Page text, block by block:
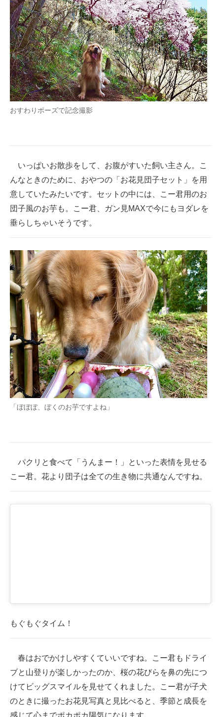
おすわりポーズで記念撮影
いっぱいお散歩をして、お腹がすいた飼い主さん。こ
んなときのために、おやつの「お花見団子セット」を用
意していたみたいです。セットの中には、こー君用のお
団子風のお芋も。こー君、ガン見MAXで今にもヨダレを
垂らしちゃいそうです。
「ぼぼぼ、ぼくのお芋ですよね」
パクリと食べて「うんまー！」といった表情を見せる
こー君。花より団子は全ての生き物に共通なんですね。
もぐもぐタイム！
春はおでかけしやすくていいですね。こー君もドライ
ブと山登りが楽しかったのか、桜の花びらを鼻の先につ
けてビッグスマイルを見せてくれました。こー君が子犬
のときに撮ったお花見写真と見比べると、季節と成長を